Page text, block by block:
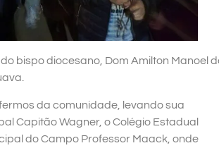
bispo diocesano, Dom Amilton Manoel
da comunidade, levando sua
Capitão Wagner, o Colégio Estadual
do Campo Professor Maack, onde